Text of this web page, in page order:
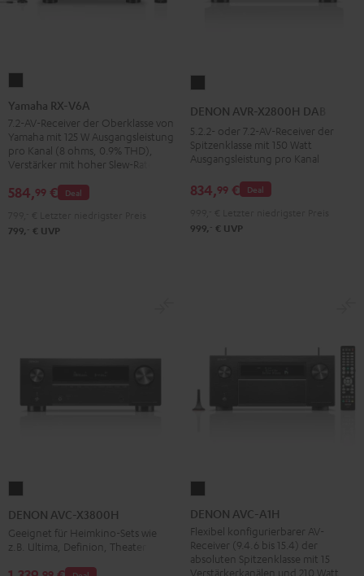
RX-
V6A
Schwarz
Yamaha RX-V6A
7.2-AV-Receiver der Oberklasse von
Yamaha mit 125 W Ausgangsleistung
pro Kanal (8 ohms, 0.9% THD),
Verstärker mit hoher Slew-Rate
Deal
584,99 €
799, ‐ € UVP
DAB
Schwarz
DENON AVR-X2800H DAB
5.2.2- oder 7.2-AV-Receiver der
Spitzenklasse mit 150 Watt
Ausgangsleistung pro Kanal
Deal
834,99 €
999, ‐ € UVP
AVC-
X3800H
Schwarz
DENON AVC-X3800H
Geeignet für Heimkino-Sets wie
z.B. Ultima, Definion, Theater
AVC-
A1H
Schwarz
DENON AVC-A1H
Flexibel konfigurierbarer AV-
Receiver (9.4.6 bis 15.4) der
absoluten Spitzenklasse mit 15
Verstärkerkanälen und 210 Watt